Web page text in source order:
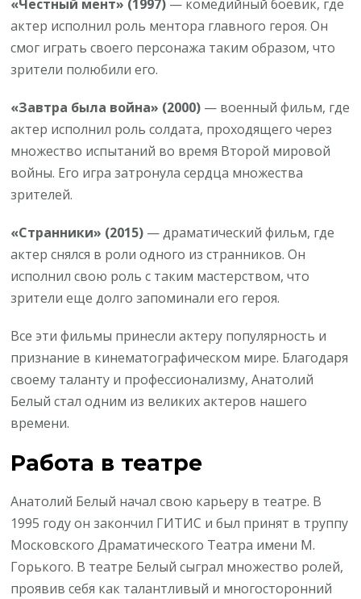
«Честный мент» (1997) — комедийный боевик, где
актер исполнил роль ментора главного героя. Он
смог играть своего персонажа таким образом, что
зрители полюбили его.
«Завтра была война» (2000) — военный фильм, где
актер исполнил роль солдата, проходящего через
множество испытаний во время Второй мировой
войны. Его игра затронула сердца множества
зрителей.
«Странники» (2015) — драматический фильм, где
актер снялся в роли одного из странников. Он
исполнил свою роль с таким мастерством, что
зрители еще долго запоминали его героя.
Все эти фильмы принесли актеру популярность и
признание в кинематографическом мире. Благодаря
своему таланту и профессионализму, Анатолий
Белый стал одним из великих актеров нашего
времени.
Работа в театре
Анатолий Белый начал свою карьеру в театре. В
1995 году он закончил ГИТИС и был принят в труппу
Московского Драматического Театра имени М.
Горького. В театре Белый сыграл множество ролей,
проявив себя как талантливый и многосторонний